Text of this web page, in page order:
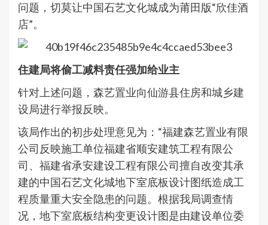
问题，切莫让中国石艺文化城成为莆田版“欣佳酒
店”。
住建局将偷工减料责任强加给业主
针对上述问题，森艺置业向仙游县住房和城乡建
设局进行举报反映。
该局作出的初步处理意见为：“福建森艺置业有限
公司反映施工单位福建省顺安建筑工程有限公
司、福建省承安建设工程有限公司擅自改变其承
建的中国石艺文化城地下室底板设计图纸造成工
程质量重大安全隐患的问题。根据我局调查情
况，地下室底板结构变更设计图是由建设单位委